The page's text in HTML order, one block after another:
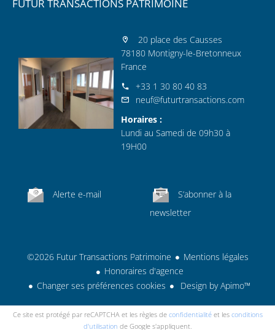
FUTUR TRANSACTIONS PATRIMOINE
20 place des Causses
78180 Montigny-le-Bretonneux
France
+33 1 30 80 40 83
neuf@futurtransactions.com
Horaires :
Lundi au Samedi de 09h30 à
19H00
Alerte e-mail
S’abonner à la
newsletter
©2026 Futur Transactions Patrimoine
Mentions légales
Honoraires d'agence
Changer ses préférences cookies
Design byApimo™
Ce site est protégé par reCAPTCHA et les règles de confidentialitéet les conditions
d'utilisation de Google s'appliquent.